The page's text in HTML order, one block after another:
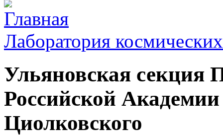
Лаборатория
Ульяновская секция
Российской
Циолковского